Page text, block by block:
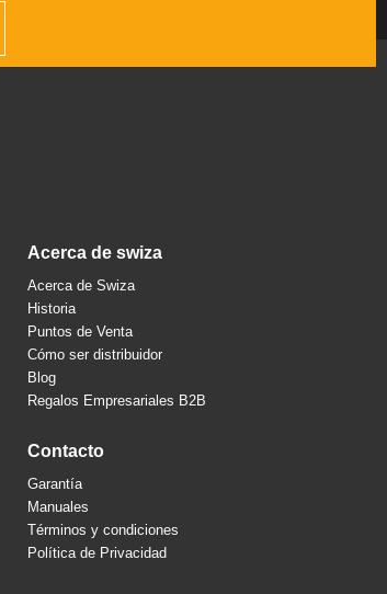
acerca de swiza
Acerca de Swiza
Historia
Puntos de Venta
Cómo ser distribuidor
Blog
Regalos Empresariales B2B
contacto
Garantía
Manuales
Términos y condiciones
Política de Privacidad